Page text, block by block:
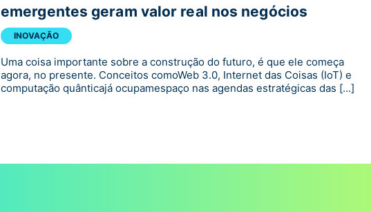
emergentes geram valor real nos negócios
INOVAÇÃO
Uma coisa importante sobre a construção do futuro, é que ele começa
agora, no presente. Conceitos comoWeb 3.0, Internet das Coisas (IoT) e
computação quânticajá ocupamespaço nas agendas estratégicas das […]